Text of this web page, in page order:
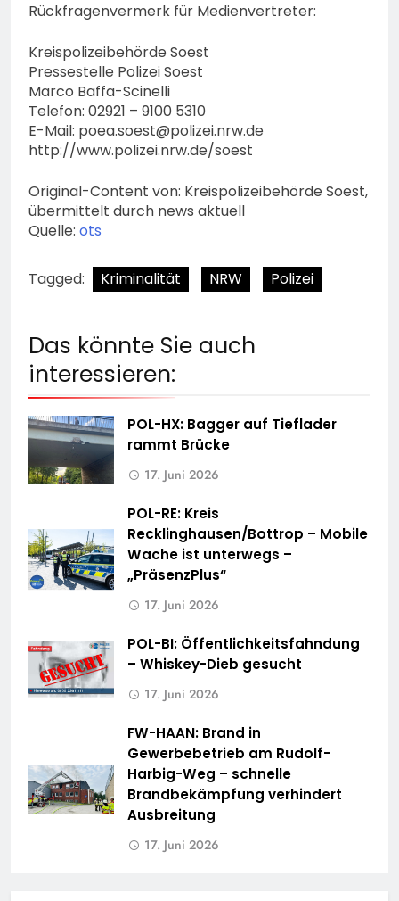
Rückfragenvermerk für Medienvertreter:
Kreispolizeibehörde Soest
Pressestelle Polizei Soest
Marco Baffa-Scinelli
Telefon: 02921 – 9100 5310
E-Mail: poea.soest@polizei.nrw.de
http://www.polizei.nrw.de/soest
Original-Content von: Kreispolizeibehörde Soest,
übermittelt durch news aktuell
Quelle: ots
Tagged: Kriminalität NRW Polizei
Das könnte Sie auch
interessieren:
POL-HX: Bagger auf Tieflader
rammt Brücke
17. Juni 2026
POL-RE: Kreis
Recklinghausen/Bottrop – Mobile
Wache ist unterwegs –
„PräsenzPlus“
17. Juni 2026
POL-BI: Öffentlichkeitsfahndung
– Whiskey-Dieb gesucht
17. Juni 2026
FW-HAAN: Brand in
Gewerbebetrieb am Rudolf-
Harbig-Weg – schnelle
Brandbekämpfung verhindert
Ausbreitung
17. Juni 2026